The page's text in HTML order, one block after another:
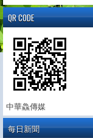
QR CODE
中華鱻傳媒
每日新聞